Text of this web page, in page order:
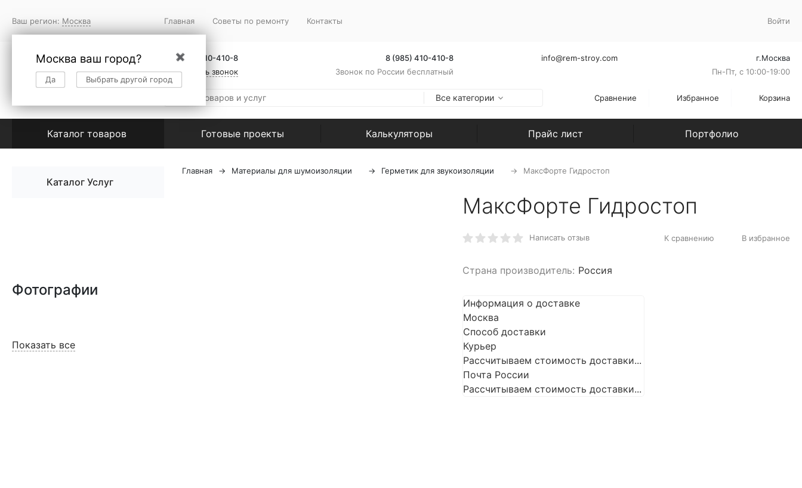
Ваш регион: Москва
✖
Москва ваш город?
Да Выбрать другой город
Главная Советы по ремонту Контакты Войти
+7 (495) 410-410-8
Заказать звонок
8 (985) 410-410-8
Звонок по России бесплатный
info@rem-stroy.com
г.Москва
Пн-Пт, с 10:00-19:00
Все категории Сравнение Избранное Корзина
Каталог товаров Готовые проекты Калькуляторы Прайс лист Портфолио
Главная Материалы для шумоизоляции Герметик для звукоизоляции МаксФорте Гидростоп
МаксФорте Гидростоп
Написать отзыв К сравнению В избранное
Страна производитель: Россия
Информация о доставке
Москва
Способ доставки
Курьер
Рассчитываем стоимость доставки...
Почта России
Рассчитываем стоимость доставки...
Каталог Услуг
Фотографии
Показать все